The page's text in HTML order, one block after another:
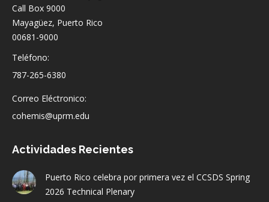
Call Box 9000
Mayagüez, Puerto Rico
00681-9000
Teléfono:
787-265-6380
Correo Eléctronico:
cohemis@uprm.edu
Actividades Recientes
Puerto Rico celebra por primera vez el CCSDS Spring
2026 Technical Plenary